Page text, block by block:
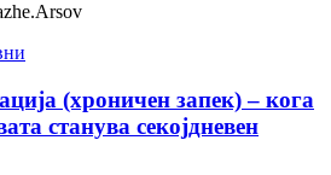
(хроничен запек) – кога
станува секојдневен